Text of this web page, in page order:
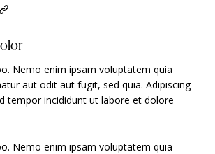
Nemo enim ipsam voluptatem quia
aut odit aut fugit, sed quia. Adipiscing
tempor incididunt ut labore et dolore
Nemo enim ipsam voluptatem quia